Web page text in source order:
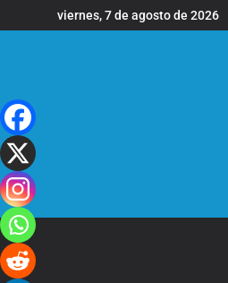
al
viernes, 7 de agosto de 2026